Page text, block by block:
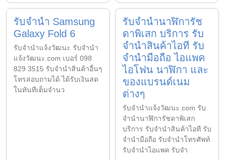
รับจำนำ Samsung
Galaxy Fold 6
รับจํานําแจ้งวัฒนะ รับจํานํา
แจ้งวัฒนะ.com เบอร์ 098
829 3515 รับจำนำสินค้าอื่นๆ
โทรสอบถามได้ ได้รับเงินสด
ในทันทีเต็มจำนว
รับจำนำนาฬิการัช
ดาพิเสก บริการ รับ
จำนำสินค้าไอที รับ
จำนำมือถือ ไอแพค
ไอโฟน นาฬิกา และ
ของแบรนด์เนม
ต่างๆ
รับจํานําแจ้งวัฒนะ.com รับ
จำนำนาฬิการัชดาพิเสก
บริการ รับจำนำสินค้าไอที รับ
จำนำมือถือ รับจำนำโทรศัพท์
รับจำนำไอแพค รับจำ